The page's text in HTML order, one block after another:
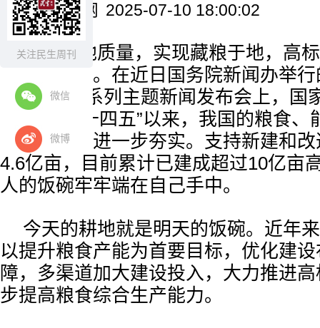
关注民生周刊
微信
微博
来源：人民网 2025-07-10 18:00:02
提高耕地质量，实现藏粮于地，高
项重要举措。在近日国务院新闻办举行
四五’规划”系列主题新闻发布会上，
人介绍，“十四五”以来，我国的粮食
等安全基础进一步夯实。支持新建和
4.6亿亩，目前累计已建成超过10亿亩
人的饭碗牢牢端在自己手中。
今天的耕地就是明天的饭碗。近年
以提升粮食产能为首要目标，优化建
障，多渠道加大建设投入，大力推进
步提高粮食综合生产能力。